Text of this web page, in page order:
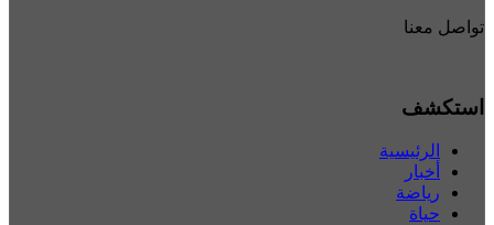
تواصل معنا
استكشف
الرئيسية
أخبار
رياضة
حياة